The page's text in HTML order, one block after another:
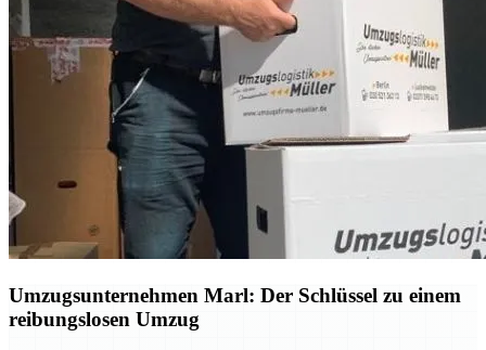
Umzugsunternehmen Marl: Der Schlüssel zu einem
reibungslosen Umzug